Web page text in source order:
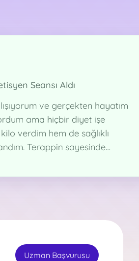
Seansı Aldı
ve gerçekten hayatım
ama hiçbir diyet işe
verdim hem de sağlıklı
Terappin sayesinde
Uzman Başvurusu